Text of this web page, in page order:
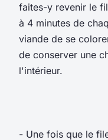
faites-y revenir le
à 4 minutes de
viande de se
de conserver une
l'intérieur.
- Une fois que le